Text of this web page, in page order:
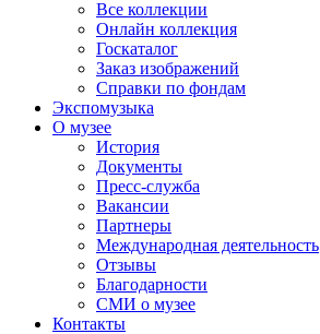
Все коллекции
Онлайн коллекция
Госкаталог
Заказ изображений
Справки по фондам
Экспомузыка
О музее
История
Документы
Пресс-служба
Вакансии
Партнеры
Международная деятельность
Отзывы
Благодарности
СМИ о музее
Контакты